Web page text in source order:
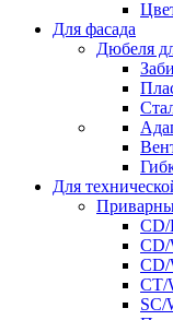
Для фасада
Дюбеля
Для
CD/
CD/
CD/
CT/
SC/